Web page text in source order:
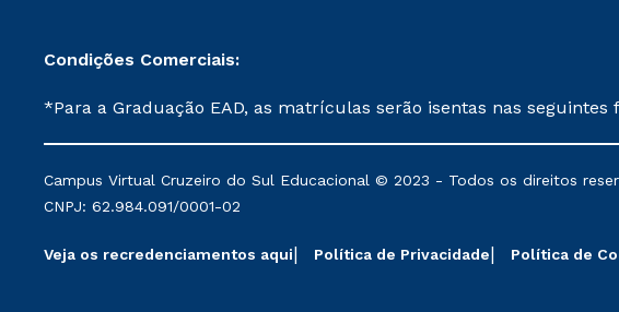
Condições Comerciais:
*Para a Graduação EAD, as matrículas serão isentas nas
mantidos conforme negociação. Descontos institucionais poderão
serviços.
Campus Virtual Cruzeiro do Sul Educacional © 2023 - Todos os direitos
CNPJ: 62.984.091/0001-02
Veja os recredenciamentos aqui Política de Privacidade Política de